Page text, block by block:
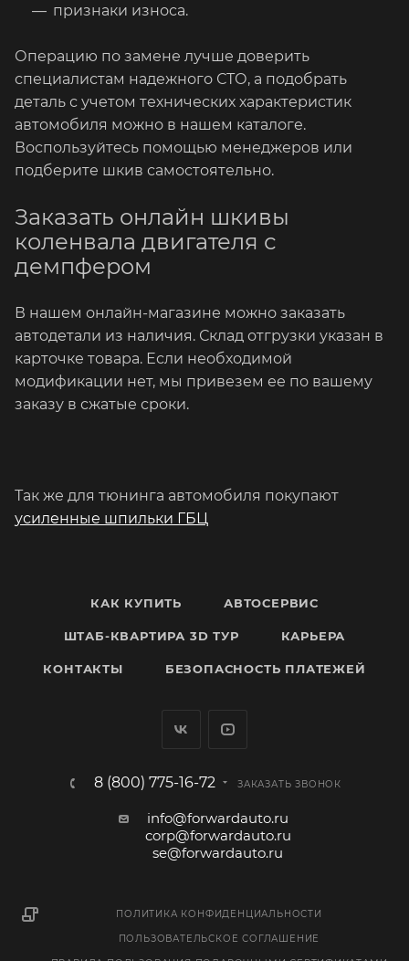
признаки износа.
Операцию по замене лучше доверить
специалистам надежного СТО, а подобрать
деталь с учетом технических характеристик
автомобиля можно в нашем каталоге.
Воспользуйтесь помощью менеджеров или
подберите шкив самостоятельно.
Заказать онлайн шкивы
коленвала двигателя с
демпфером
В нашем онлайн-магазине можно заказать
автодетали из наличия. Склад отгрузки указан в
карточке товара. Если необходимой
модификации нет, мы привезем ее по вашему
заказу в сжатые сроки.
Так же для тюнинга автомобиля покупают
усиленные шпильки ГБЦ
КАК КУПИТЬ АВТОСЕРВИС
ШТАБ-КВАРТИРА 3D ТУР КАРЬЕРА
КОНТАКТЫ БЕЗОПАСНОСТЬ ПЛАТЕЖЕЙ
8 (800) 775-16-72 ЗАКАЗАТЬ ЗВОНОК
info@forwardauto.ru
corp@forwardauto.ru
se@forwardauto.ru
ПОЛИТИКА КОНФИДЕНЦИАЛЬНОСТИ
ПОЛЬЗОВАТЕЛЬСКОЕ СОГЛАШЕНИЕ